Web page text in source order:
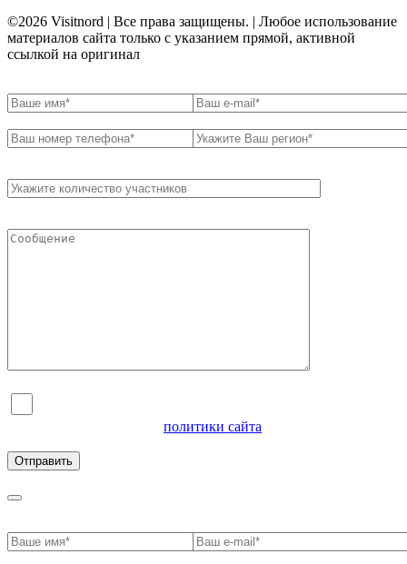
©2026 Visitnord | Все права защищены. | Любое использование
материалов сайта только с указанием прямой, активной
ссылкой на оригинал
политики сайта